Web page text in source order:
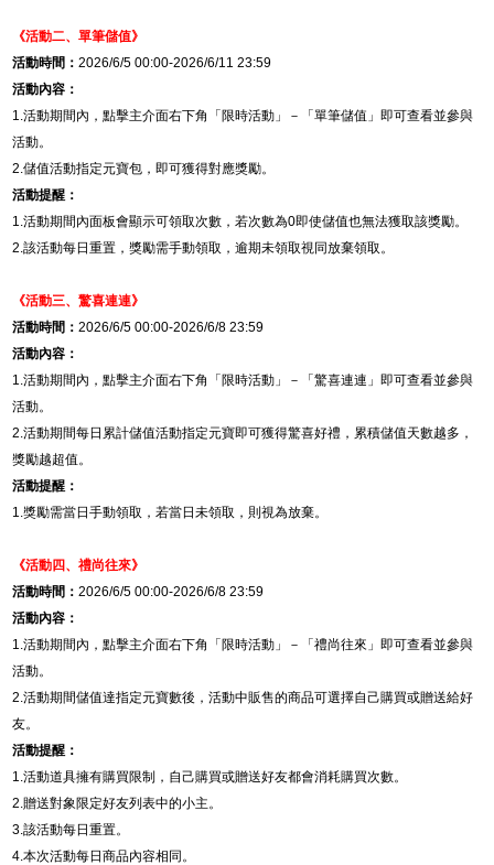
《活動二、單筆儲值》
活動時間：2026/6/5 00:00-2026/6/11 23:59
活動內容：
1.活動期間內，點擊主介面右下角「限時活動」－「單筆儲值」即可查看並參與
活動。
2.儲值活動指定元寶包，即可獲得對應獎勵。
活動提醒：
1.活動期間內面板會顯示可領取次數，若次數為0即使儲值也無法獲取該獎勵。
2.該活動每日重置，獎勵需手動領取，逾期未領取視同放棄領取。
《活動三、驚喜連連》
活動時間：2026/6/5 00:00-2026/6/8 23:59
活動內容：
1.活動期間內，點擊主介面右下角「限時活動」－「驚喜連連」即可查看並參與
活動。
2.活動期間每日累計儲值活動指定元寶即可獲得驚喜好禮，累積儲值天數越多，
獎勵越超值。
活動提醒：
1.獎勵需當日手動領取，若當日未領取，則視為放棄。
《活動四、禮尚往來》
活動時間：2026/6/5 00:00-2026/6/8 23:59
活動內容：
1.活動期間內，點擊主介面右下角「限時活動」－「禮尚往來」即可查看並參與
活動。
2.活動期間儲值達指定元寶數後，活動中販售的商品可選擇自己購買或贈送給好
友。
活動提醒：
1.活動道具擁有購買限制，自己購買或贈送好友都會消耗購買次數。
2.贈送對象限定好友列表中的小主。
3.該活動每日重置。
4.本次活動每日商品內容相同。